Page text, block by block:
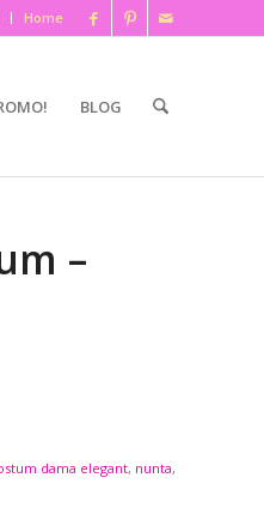
Home
BLOG
–
dama elegant, nunta,